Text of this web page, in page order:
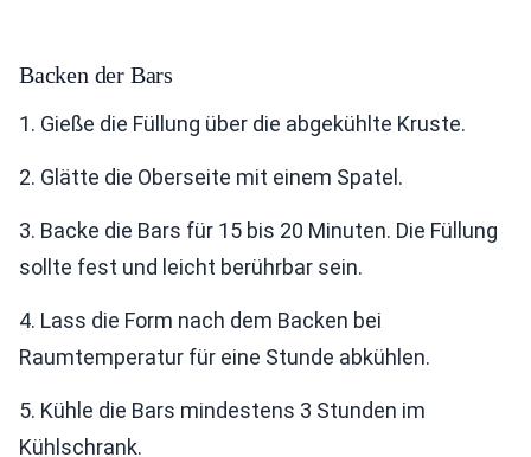
Backen der Bars
1. Gieße die Füllung über die abgekühlte Kruste.
2. Glätte die Oberseite mit einem Spatel.
3. Backe die Bars für 15 bis 20 Minuten. Die Füllung
sollte fest und leicht berührbar sein.
4. Lass die Form nach dem Backen bei
Raumtemperatur für eine Stunde abkühlen.
5. Kühle die Bars mindestens 3 Stunden im
Kühlschrank.